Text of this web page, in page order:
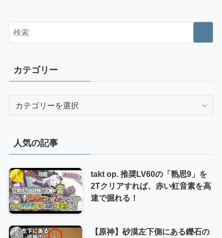
カテゴリー
ー
人気の記事
takt op. 推奨LV60の「熟思9」を
2Tクリアすれば、赤い虹音素を高
速で掘れる！
【原神】砂漠左下側にある鑠石の